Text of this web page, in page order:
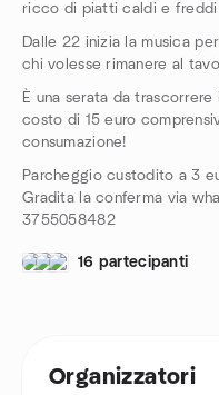
ricco di piatti caldi e
Dalle 22 inizia la musica
chi volesse rimanere al
È una serata da
costo di 15 euro
consumazione!
Parcheggio custodito a 3
Gradita la conferma via
3755058482
16 partecipanti
Organizzatori